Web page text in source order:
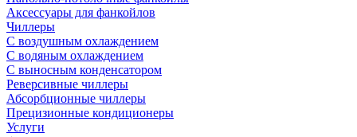
Аксессуары для фанкойлов
Чиллеры
С воздушным охлаждением
С водяным охлаждением
С выносным конденсатором
Реверсивные чиллеры
Абсорбционные чиллеры
Прецизионные кондиционеры
Услуги